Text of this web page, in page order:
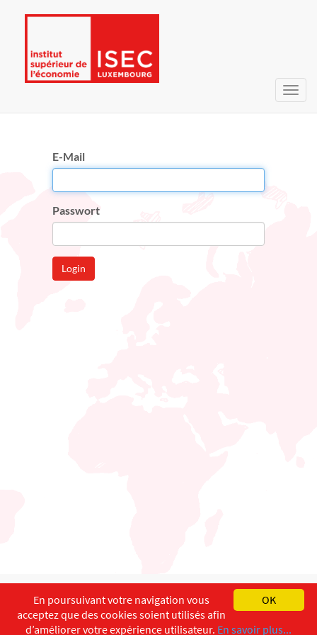
E-Mail
Passwort
Login
English Français
Copyright ©ISEC-AdW Impressum
OK
En poursuivant votre navigation vous
acceptez que des cookies soient utilisés afin
d’améliorer votre expérience utilisateur. En savoir plus...